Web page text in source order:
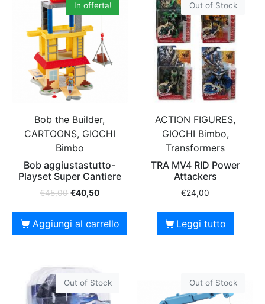
In offerta!
Bob the Builder,
CARTOONS, GIOCHI
Bimbo
Bob aggiustastutto-
Playset Super Cantiere
€45,00 €40,50
Aggiungi al carrello
Out of Stock
ACTION FIGURES,
GIOCHI Bimbo,
Transformers
TRA MV4 RID Power
Attackers
€24,00
Leggi tutto
Out of Stock Out of Stock